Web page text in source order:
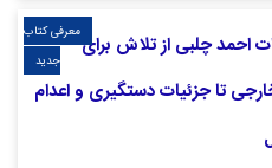
احمد چلبی از تلاش برای
تا جزئیات دستگیری و اعدام
معرفی کتاب
جدید